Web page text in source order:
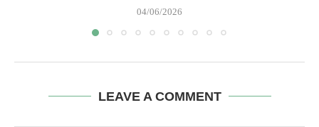
04/06/2026
LEAVE A COMMENT